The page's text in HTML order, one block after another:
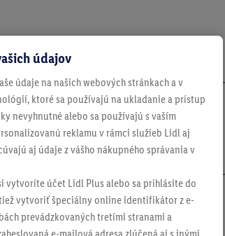
údajov
údaje na našich webových stránkach a v
ktoré sa používajú na ukladanie a prístup
nevyhnutné alebo sa používajú s vaším
reklamu v rámci služieb Lidl aj
aj údaje z vášho nákupného správania v
vytvoríte účet Lidl Plus alebo sa prihlásite do
vytvoriť špeciálny online identifikátor z e-
prevádzkovaných tretími stranami a